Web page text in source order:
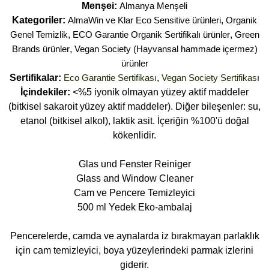
Menşei: Almanya Menşeli
Kategoriler: AlmaWin ve Klar Eco Sensitive ürünleri, Organik
Genel Temizlik, ECO Garantie Organik Sertifikalı ürünler, Green
Brands ürünler, Vegan Society (Hayvansal hammade içermez)
ürünler
Sertifikalar: Eco Garantie Sertifikası, Vegan Society Sertifikası
İçindekiler: <%5 iyonik olmayan yüzey aktif maddeler
(bitkisel sakaroit yüzey aktif maddeler). Diğer bileşenler: su,
etanol (bitkisel alkol), laktik asit. İçeriğin %100'ü doğal
kökenlidir.
Glas und Fenster Reiniger
Glass and Window Cleaner
Cam ve Pencere Temizleyici
500 ml Yedek Eko-ambalaj
Pencerelerde, camda ve aynalarda iz bırakmayan parlaklık
için cam temizleyici, boya yüzeylerindeki parmak izlerini
giderir.